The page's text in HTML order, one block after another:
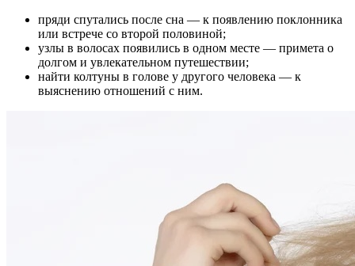
пряди спутались после сна — к появлению поклонника
или встрече со второй половиной;
узлы в волосах появились в одном месте — примета о
долгом и увлекательном путешествии;
найти колтуны в голове у другого человека — к
выяснению отношений с ним.